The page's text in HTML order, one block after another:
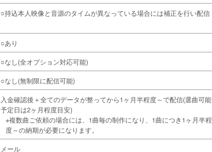
○持込本人映像と音源のタイムが異なっている場合には補正を行い配信
○あり
○なし(全オプション対応可能)
○なし(無制限に配信可能)
入金確認後＋全てのデータが整ってから1ヶ月半程度～で配信(選曲可能
予定日は2ヶ月程度目安)
※複数曲ご依頼の場合には、1曲毎の制作になり、1曲につき1ヶ月半程
度～の納期が必要になります。
メール